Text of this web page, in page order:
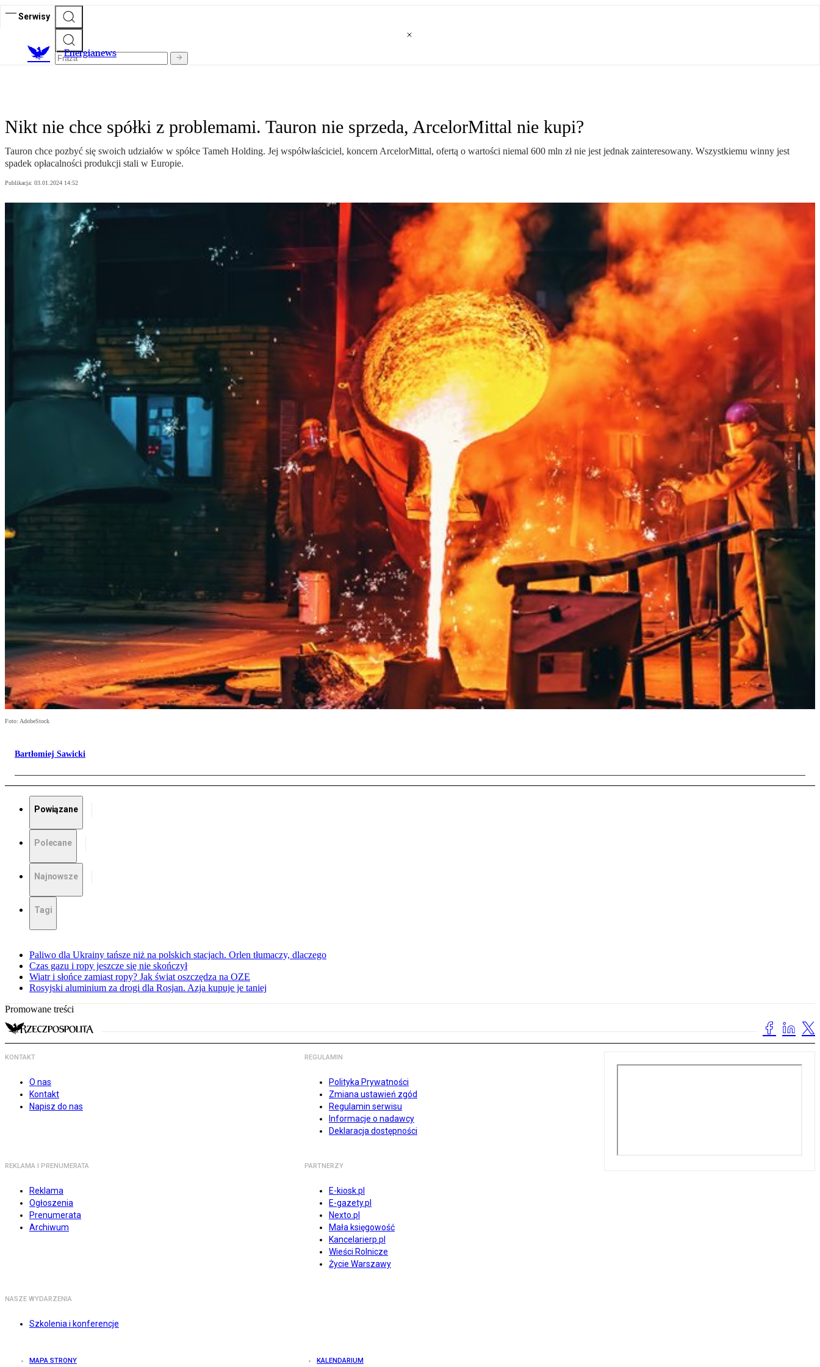
Serwisy
Energianews
Nikt nie chce spółki z problemami. Tauron nie sprzeda, ArcelorMittal nie kupi?
Tauron chce pozbyć się swoich udziałów w spółce Tameh Holding. Jej współwłaściciel, koncern ArcelorMittal, ofertą o wartości niemal 600 mln zł nie jest jednak zainteresowany. Wszystkiemu winny jest
spadek opłacalności produkcji stali w Europie.
Publikacja: 03.01.2024 14:52
Foto: AdobeStock
Bartłomiej Sawicki
Powiązane
Polecane
Najnowsze
Tagi
Paliwo dla Ukrainy tańsze niż na polskich stacjach. Orlen tłumaczy, dlaczego
Czas gazu i ropy jeszcze się nie skończył
Wiatr i słońce zamiast ropy? Jak świat oszczędza na OZE
Rosyjski aluminium za drogi dla Rosjan. Azja kupuje je taniej
Promowane treści
KONTAKT
O nas
Kontakt
Napisz do nas
REGULAMIN
Polityka Prywatności
Zmiana ustawień zgód
Regulamin serwisu
Informacje o nadawcy
Deklaracja dostępności
REKLAMA I PRENUMERATA
Reklama
Ogłoszenia
Prenumerata
Archiwum
PARTNERZY
E-kiosk.pl
E-gazety.pl
Nexto.pl
Mała księgowość
Kancelarierp.pl
Wieści Rolnicze
Życie Warszawy
NASZE WYDARZENIA
Szkolenia i konferencje
MAPA STRONY KALENDARIUM